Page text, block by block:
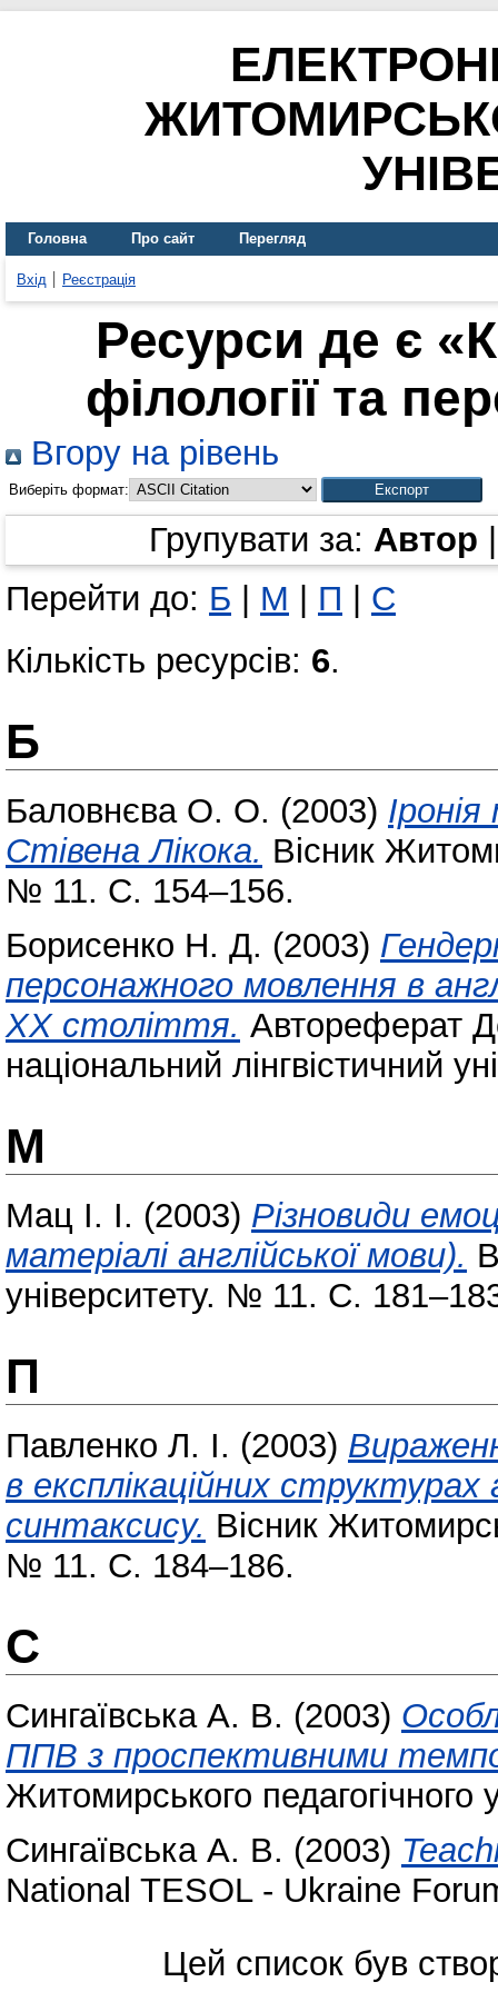
Головна Про сайт Перегляд
Вхід Реєстрація
Ресурси де є
філології та
Вгору на рівень
Виберіть формат:
Групувати за: Автор
Перейти до: Б М П
С
Кількість ресурсів: 6.
Б
Баловнєва О. О. (2003)
Стівена Лікока. Вісник
№ 11. С. 154–156.
Борисенко Н. Д. (2003)
персонажного мовлення в
ХХ століття. Автореферат
національний лінгвістичний
М
Мац І. І. (2003) Різновиди
матеріалі англійської мови).
університету. № 11. С.
П
Павленко Л. І. (2003)
в експлікаційних структурах
синтаксису. Вісник
№ 11. С. 184–186.
С
Сингаївська А. В. (2003)
ППВ з проспективними
Житомирського
Сингаївська А. В. (2003)
National TESOL - Ukraine
Цей список був